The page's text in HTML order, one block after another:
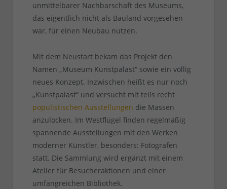
unmittelbarer Nachbarschaft des Museums,
das eigentlich nicht als Bauland vorgesehen
war, für einen Neubau nutzen.
Mit dem Neustart bekam das Projekt den
Namen „Museum Kunstpalast“ sowie ein völlig
neues Konzept. Inzwischen heißt es nur noch
„Kunstpalast“ und versucht mit teils recht
populistischen Ausstellungen die Massen
anzulocken. Im Westflügel finden regelmäßig
spannende Ausstellungen mit den Werken
moderner Künstler, besonders: Fotografen
statt. Die Sammlung wird ergänzt mit einem
Atelier für Besucheraktionen und einer
umfangreichen Bibliothek.